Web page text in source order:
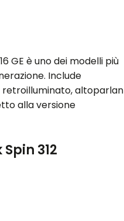
GE è uno dei modelli più
Include
alla versione
312